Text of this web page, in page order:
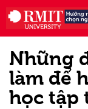
Những
làm để
học tập